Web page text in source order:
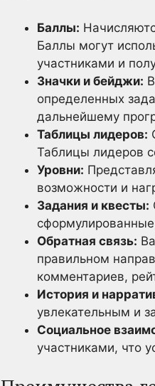
Баллы:
Баллы могут
участниками и
Значки и бейджи:
определенных
дальнейшему
Таблицы лидеров:
Таблицы лидеров
Уровни:
возможности и
Задания и квесты:
Обратная связь:
правильном
комментариев,
История и
увлекательным и
Социальное
участниками, что